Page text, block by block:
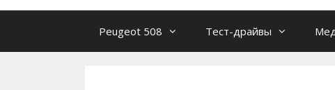
Peugeot 508 Тест-драйвы